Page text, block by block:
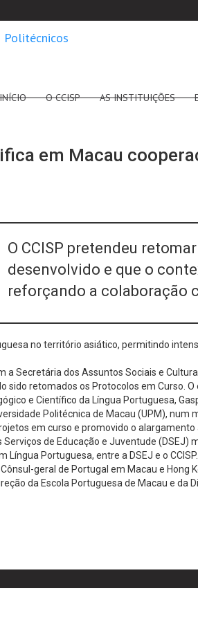
INÍCIO O CCISP AS INSTITUIÇÕES
em Macau
O CCISP pretendeu
desenvolvido e que o
reforçando a colaboração
no território asiático, permitindo
Secretária dos Assuntos Sociais e
sido retomados os Protocolos em Curso.
e Científico da Língua Portuguesa,
Politécnica de Macau (UPM),
em curso e promovido o alargamento
de Educação e Juventude
Portuguesa, entre a DSEJ e o CCISP.
geral de Portugal em Macau e
da Escola Portuguesa de Macau e da